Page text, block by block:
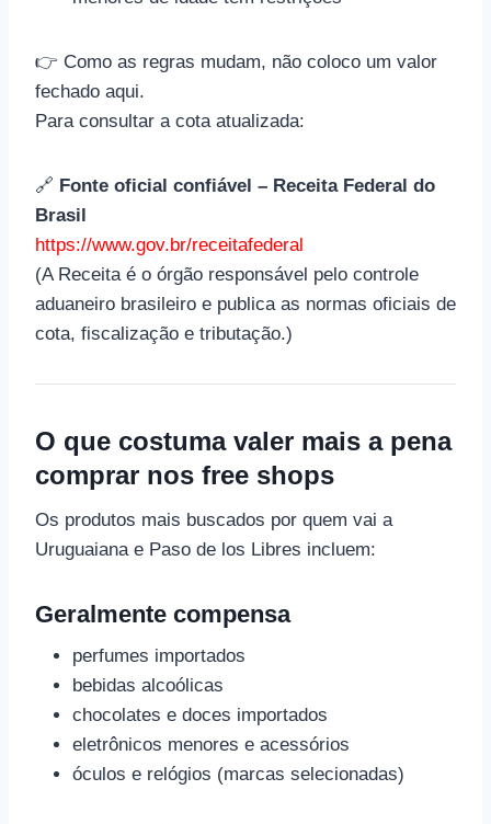
👉 Como as regras mudam, não coloco um valor
fechado aqui.
Para consultar a cota atualizada:
🔗 Fonte oficial confiável – Receita Federal do
Brasil
https://www.gov.br/receitafederal
(A Receita é o órgão responsável pelo controle
aduaneiro brasileiro e publica as normas oficiais de
cota, fiscalização e tributação.)
O que costuma valer mais a pena
comprar nos free shops
Os produtos mais buscados por quem vai a
Uruguaiana e Paso de los Libres incluem:
Geralmente compensa
perfumes importados
bebidas alcoólicas
chocolates e doces importados
eletrônicos menores e acessórios
óculos e relógios (marcas selecionadas)